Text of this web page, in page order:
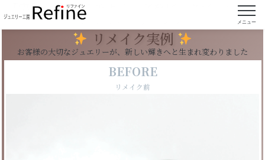
メニュー
【実例144】プラチナリングをピンクゴールドに
メッキコーティング
リメイク実例
お客様の大切なジュエリーが、新しい輝きへと生まれ変わりました
BEFORE
リメイク前